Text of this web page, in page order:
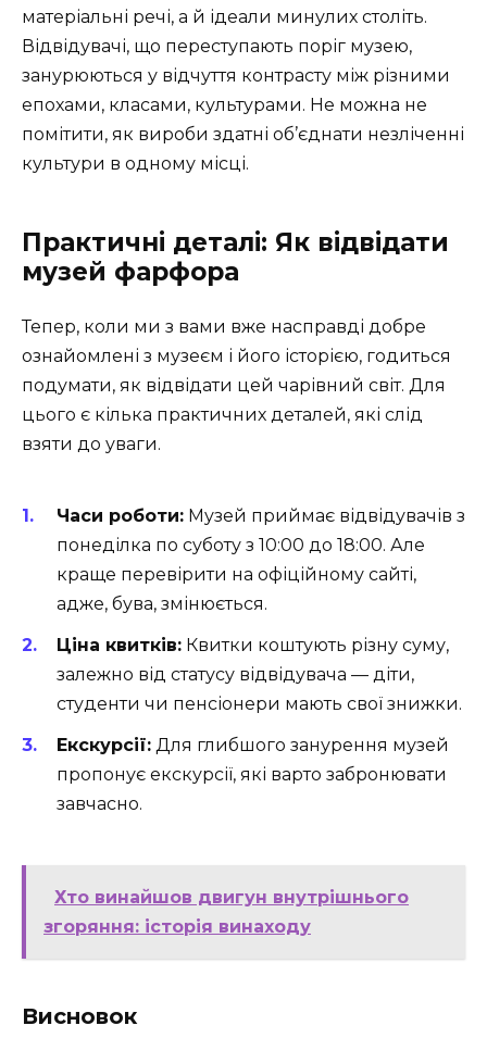
матеріальні речі, а й ідеали минулих століть.
Відвідувачі, що переступають поріг музею,
занурюються у відчуття контрасту між різними
епохами, класами, культурами. Не можна не
помітити, як вироби здатні об’єднати незліченні
культури в одному місці.
Практичні деталі: Як відвідати
музей фарфора
Тепер, коли ми з вами вже насправді добре
ознайомлені з музеєм і його історією, годиться
подумати, як відвідати цей чарівний світ. Для
цього є кілька практичних деталей, які слід
взяти до уваги.
Часи роботи: Музей приймає відвідувачів з
понеділка по суботу з 10:00 до 18:00. Але
краще перевірити на офіційному сайті,
адже, бува, змінюється.
Ціна квитків: Квитки коштують різну суму,
залежно від статусу відвідувача — діти,
студенти чи пенсіонери мають свої знижки.
Екскурсії: Для глибшого занурення музей
пропонує екскурсії, які варто забронювати
завчасно.
Хто винайшов двигун внутрішнього
згоряння: історія винаходу
Висновок